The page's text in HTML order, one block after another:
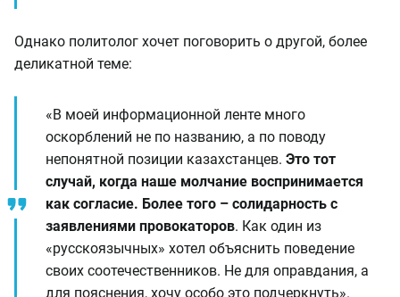
Однако политолог хочет поговорить о другой, более
деликатной теме:
«В моей информационной ленте много
оскорблений не по названию, а по поводу
непонятной позиции казахстанцев. Это тот
случай, когда наше молчание воспринимается
как согласие. Более того – солидарность с
заявлениями провокаторов. Как один из
«русскоязычных» хотел объяснить поведение
своих соотечественников. Не для оправдания, а
для пояснения, хочу особо это подчеркнуть».